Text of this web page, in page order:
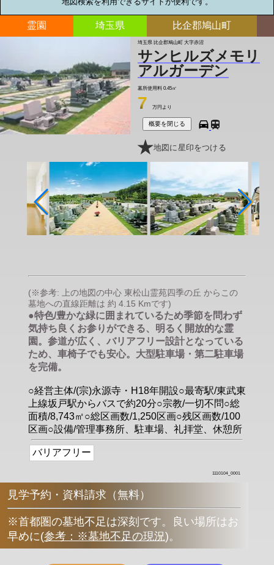
霊園 埼玉県 比企郡鳩山町
埼玉県 比企郡鳩山町 大字赤沼
サンヒルズメモリ
アルガーデン
墓所使用料 0.45㎡
7 万円より
概要を閉じる
地図に星印をつける
(※参考: 上の地図の中心 東松山霊苑四季の丘 からこの
墓地への直線距離は 約 4.15 Kmです)
●特色/豊かな緑に囲まれているため季節を問わず
気持ち良くお参りができる、明るく開放的な霊
園。参道が広く、バリアフリー設計となっている
ため、車椅子でも安心。大型駐車場・第二駐車場
を完備。
○経営主体/(宗)永源寺・H18年開設○最寄駅/東武東
上線坂戸駅からバスで約20分○宗教/一切不問○総
面積/8,743㎡○総区画数/1,250区画○残区画数/100
区画○設備/管理事務所、駐車場、礼拝堂、休憩所
バリアフリー
1110104_0001
見学予約・資料請求（無料）
※首都圏の墓地不足は深刻です。良い場所はお
早めに(参考：※墓地不足の現況)。